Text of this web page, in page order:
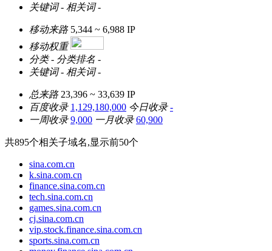
关键词 - 相关词 -
移动来路 5,344 ~ 6,988 IP
移动权重
分类 - 分类排名 -
关键词 - 相关词 -
总来路 23,396 ~ 33,639 IP
百度收录 1,129,180,000 今日收录 -
一周收录 9,000 一月收录 60,900
共895个相关子域名,显示前50个
sina.com.cn
k.sina.com.cn
finance.sina.com.cn
tech.sina.com.cn
games.sina.com.cn
cj.sina.com.cn
vip.stock.finance.sina.com.cn
sports.sina.com.cn